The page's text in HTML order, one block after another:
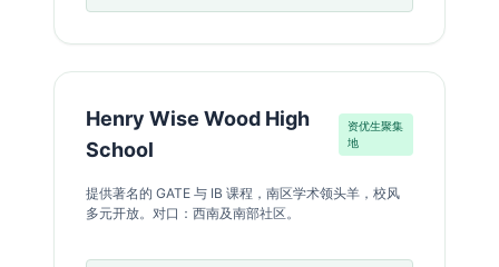
Henry Wise Wood High
School
资优生聚集
地
提供著名的 GATE 与 IB 课程，南区学术领头羊，校风
多元开放。对口：西南及南部社区。